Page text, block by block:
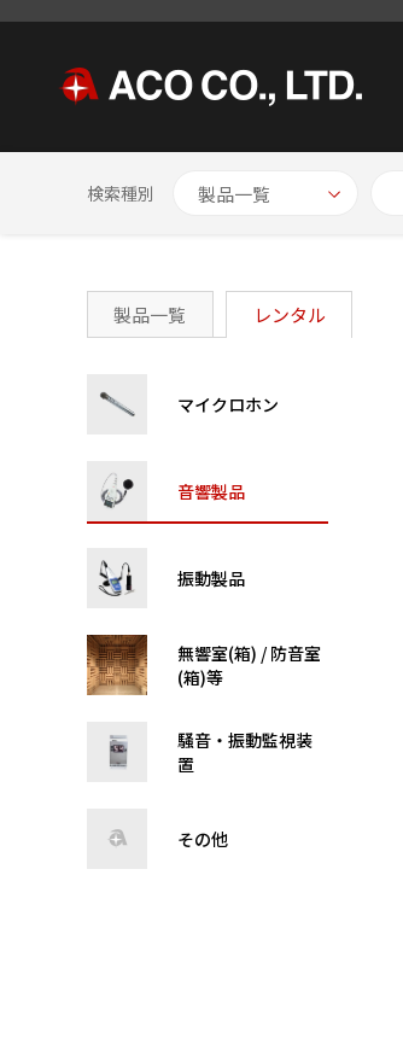
検索種別
HOME レンタル製品一覧 音響製品
製品一覧 レンタル
マイクロホン
音響製品
振動製品
無響室(箱) / 防音室
(箱)等
騒音・振動監視装
置
その他